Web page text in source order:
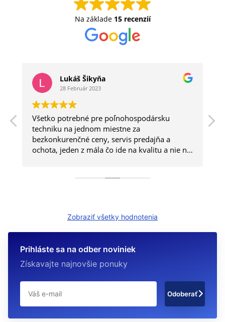
Na základe 15 recenzií
Lukáš Šikyňa
28 Február 2023
Všetko potrebné pre poľnohospodársku
techniku na jednom miestne za
bezkonkurenčné ceny, servis predajňa a
ochota, jeden z mála čo ide na kvalitu a nie na
Zobraziť všetky hodnotenia
Prihláste sa na odber noviniek
Získavajte najnovšie ponuky
Odoberať